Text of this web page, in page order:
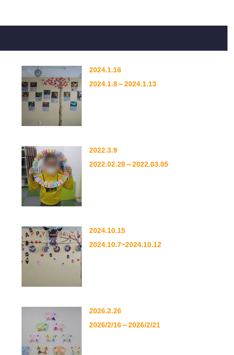
2024.1.16
2024.1.8～2024.1.13
2022.3.9
2022.02.28～2022.03.05
2024.10.15
2024.10.7~2024.10.12
2026.2.26
2026/2/16～2026/2/21